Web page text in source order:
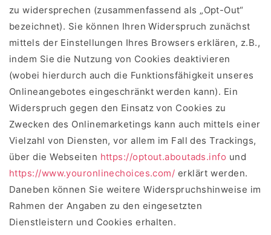
zu widersprechen (zusammenfassend als „Opt-Out“
bezeichnet). Sie können Ihren Widerspruch zunächst
mittels der Einstellungen Ihres Browsers erklären, z.B.,
indem Sie die Nutzung von Cookies deaktivieren
(wobei hierdurch auch die Funktionsfähigkeit unseres
Onlineangebotes eingeschränkt werden kann). Ein
Widerspruch gegen den Einsatz von Cookies zu
Zwecken des Onlinemarketings kann auch mittels einer
Vielzahl von Diensten, vor allem im Fall des Trackings,
über die Webseiten https://optout.aboutads.info und
https://www.youronlinechoices.com/ erklärt werden.
Daneben können Sie weitere Widerspruchshinweise im
Rahmen der Angaben zu den eingesetzten
Dienstleistern und Cookies erhalten.